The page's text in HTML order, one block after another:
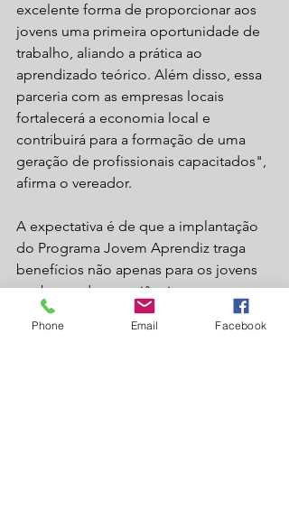
excelente forma de proporcionar aos
jovens uma primeira oportunidade de
trabalho, aliando a prática ao
aprendizado teórico. Além disso, essa
parceria com as empresas locais
fortalecerá a economia local e
contribuirá para a formação de uma
geração de profissionais capacitados",
afirma o vereador.
A expectativa é de que a implantação
do Programa Jovem Aprendiz traga
benefícios não apenas para os jovens
em busca de experiência e
aprendizado, mas também para o
desenvolvimento social e econômico
Phone Email Facebook